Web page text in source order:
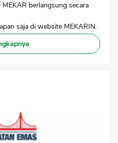
berlangsung secara
saja di website MEKARIN.